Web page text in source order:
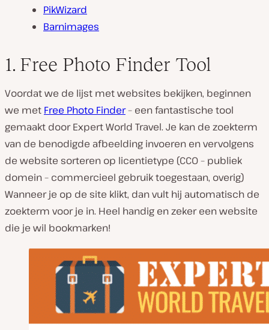
PikWizard
Barnimages
1. Free Photo Finder Tool
Voordat we de lijst met websites bekijken, beginnen
we met Free Photo Finder– een fantastische tool
gemaakt door Expert World Travel. Je kan de zoekterm
van de benodigde afbeelding invoeren en vervolgens
de website sorteren op licentietype (CC0 – publiek
domein – commercieel gebruik toegestaan, overig)
Wanneer je op de site klikt, dan vult hij automatisch de
zoekterm voor je in. Heel handig en zeker een website
die je wil bookmarken!